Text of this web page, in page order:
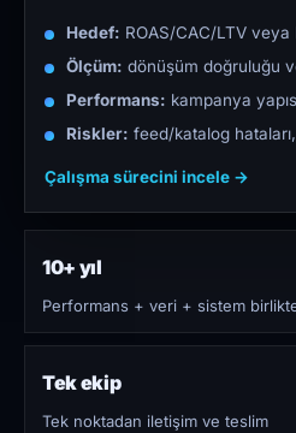
Hedef: ROAS/CAC/LTV
Ölçüm: dönüşüm doğruluğu
Performans: kampanya
Riskler: feed/katalog
Çalışma sürecini incele →
10+ yıl
Performans + veri + sistem
Tek ekip
Tek noktadan iletişim ve teslim